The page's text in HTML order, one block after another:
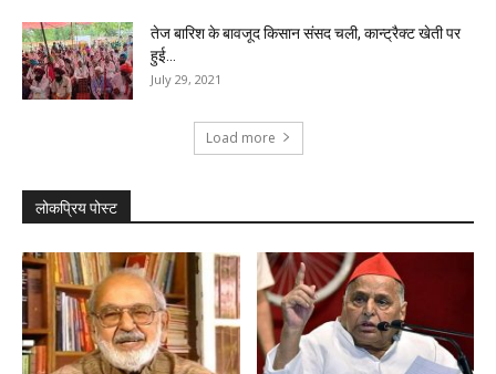
तेज बारिश के बावजूद किसान संसद चली, कान्ट्रैक्ट खेती पर
हुई...
July 29, 2021
Load more
लोकप्रिय पोस्ट